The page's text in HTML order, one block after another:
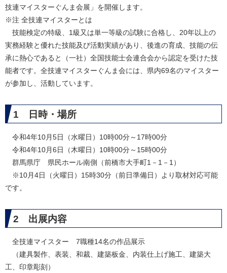
技連マイスターぐんま会展」を開催します。
※注 全技連マイスターとは
技能検定の特級、1級又は単一等級の試験に合格し、20年以上の
実務経験と優れた技能及び活動実績があり、後進の育成、技能の伝
承に熱心であると（一社）全国技能士会連合会から認定を受けた技
能者です。全技連マイスターぐんま会には、県内69名のマイスター
が参加し、活動しています。
1 日時・場所
令和4年10月5日（水曜日）10時00分～17時00分
令和4年10月6日（木曜日）10時00分～15時00分
群馬県庁 県民ホール南側（前橋市大手町1－1－1）
※10月4日（火曜日）15時30分（前日準備日）より取材対応可能
です。
2 出展内容
全技連マイスター 7職種14名の作品展示
（建具製作、表装、和裁、建築板金、内装仕上げ施工、建築大
工、印章彫刻）